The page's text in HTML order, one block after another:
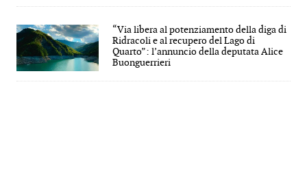
“Via libera al potenziamento della diga di
Ridracoli e al recupero del Lago di
Quarto”: l’annuncio della deputata Alice
Buonguerrieri